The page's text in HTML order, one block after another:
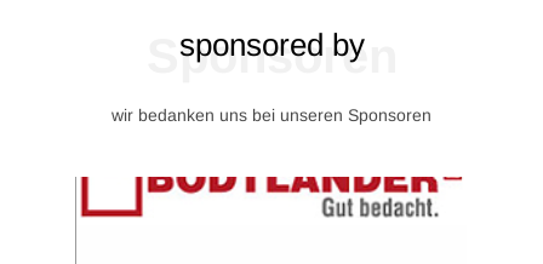
sponsored by
Sponsoren
wir bedanken uns bei unseren Sponsoren